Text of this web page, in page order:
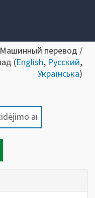
перевод /
(English, Русский,
Українська)